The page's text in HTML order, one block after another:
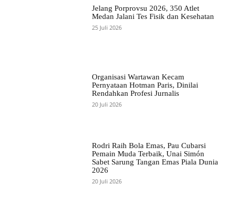
Jelang Porprovsu 2026, 350 Atlet
Medan Jalani Tes Fisik dan Kesehatan
25 Juli 2026
Organisasi Wartawan Kecam
Pernyataan Hotman Paris, Dinilai
Rendahkan Profesi Jurnalis
20 Juli 2026
Rodri Raih Bola Emas, Pau Cubarsi
Pemain Muda Terbaik, Unai Simón
Sabet Sarung Tangan Emas Piala Dunia
2026
20 Juli 2026